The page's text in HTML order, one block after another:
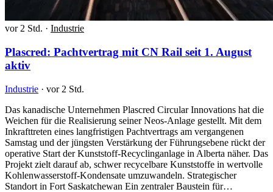
vor 2 Std. · Industrie
Plascred: Pachtvertrag mit CN Rail seit 1. August
aktiv
Industrie · vor 2 Std.
Das kanadische Unternehmen Plascred Circular Innovations hat die
Weichen für die Realisierung seiner Neos-Anlage gestellt. Mit dem
Inkrafttreten eines langfristigen Pachtvertrags am vergangenen
Samstag und der jüngsten Verstärkung der Führungsebene rückt der
operative Start der Kunststoff-Recyclinganlage in Alberta näher. Das
Projekt zielt darauf ab, schwer recycelbare Kunststoffe in wertvolle
Kohlenwasserstoff-Kondensate umzuwandeln. Strategischer
Standort in Fort Saskatchewan Ein zentraler Baustein für…